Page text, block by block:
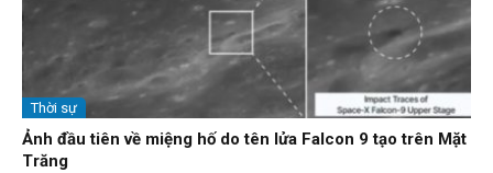
Thời sự
Ảnh đầu tiên về miệng hố do tên lửa Falcon 9 tạo trên Mặt
Trăng